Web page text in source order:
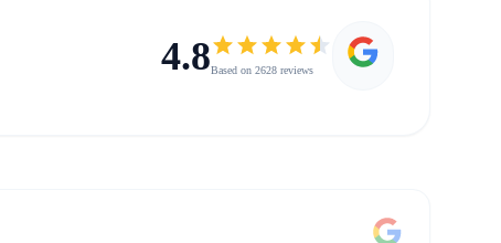
4.8Based on 2628 reviews